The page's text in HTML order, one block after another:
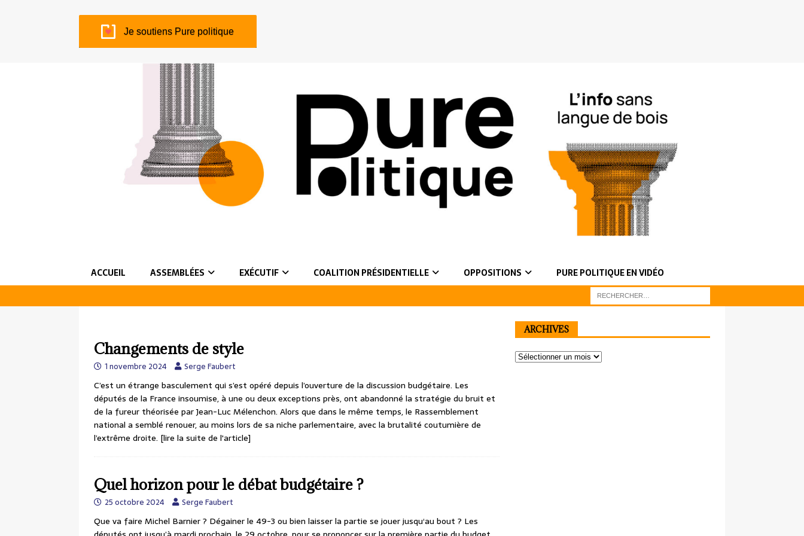
Je soutiens Pure politique
ACCUEIL ASSEMBLÉES EXÉCUTIF COALITION PRÉSIDENTIELLE OPPOSITIONS PURE POLITIQUE EN VIDÉO
Changements de style
1 novembre 2024 Serge Faubert
C’est un étrange basculement qui s’est opéré depuis l’ouverture de la discussion budgétaire. Les
députés de la France insoumise, à une ou deux exceptions près, ont abandonné la stratégie du bruit et
de la fureur théorisée par Jean-Luc Mélenchon. Alors que dans le même temps, le Rassemblement
national a semblé renouer, au moins lors de sa niche parlementaire, avec la brutalité coutumière de
l’extrême droite. [lire la suite de l'article]
Quel horizon pour le débat budgétaire ?
25 octobre 2024 Serge Faubert
Que va faire Michel Barnier ? Dégainer le 49-3 ou bien laisser la partie se jouer jusqu‘au bout ? Les
ARCHIVES